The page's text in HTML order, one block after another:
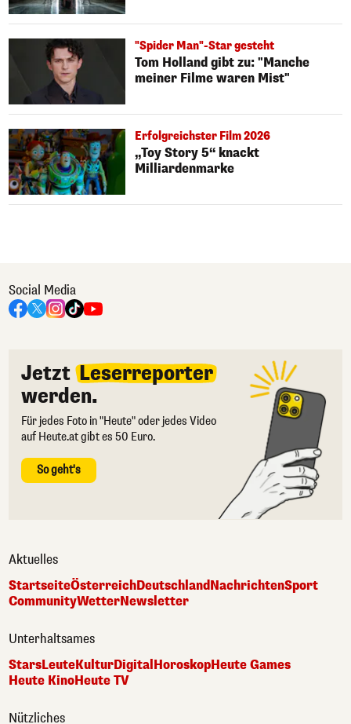
"Spider Man"-Star gesteht
Tom Holland gibt zu: "Manche
meiner Filme waren Mist"
Erfolgreichster Film 2026
„Toy Story 5“ knackt
Milliardenmarke
Social Media
Jetzt Leserreporter
werden.
Für jedes Foto in "Heute" oder jedes Video
auf Heute.at gibt es 50 Euro.
So geht's
Aktuelles
StartseiteÖsterreichDeutschlandNachrichtenSport
CommunityWetterNewsletter
Unterhaltsames
StarsLeuteKulturDigital HoroskopHeute Games
Heute KinoHeute TV
Nützliches